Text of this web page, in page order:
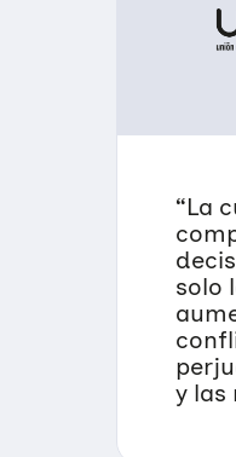
“La
solo
y las